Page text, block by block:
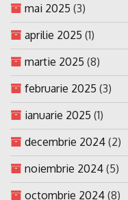
mai 2025 (3)
aprilie 2025 (1)
martie 2025 (8)
februarie 2025 (3)
ianuarie 2025 (1)
decembrie 2024 (2)
noiembrie 2024 (5)
octombrie 2024 (8)